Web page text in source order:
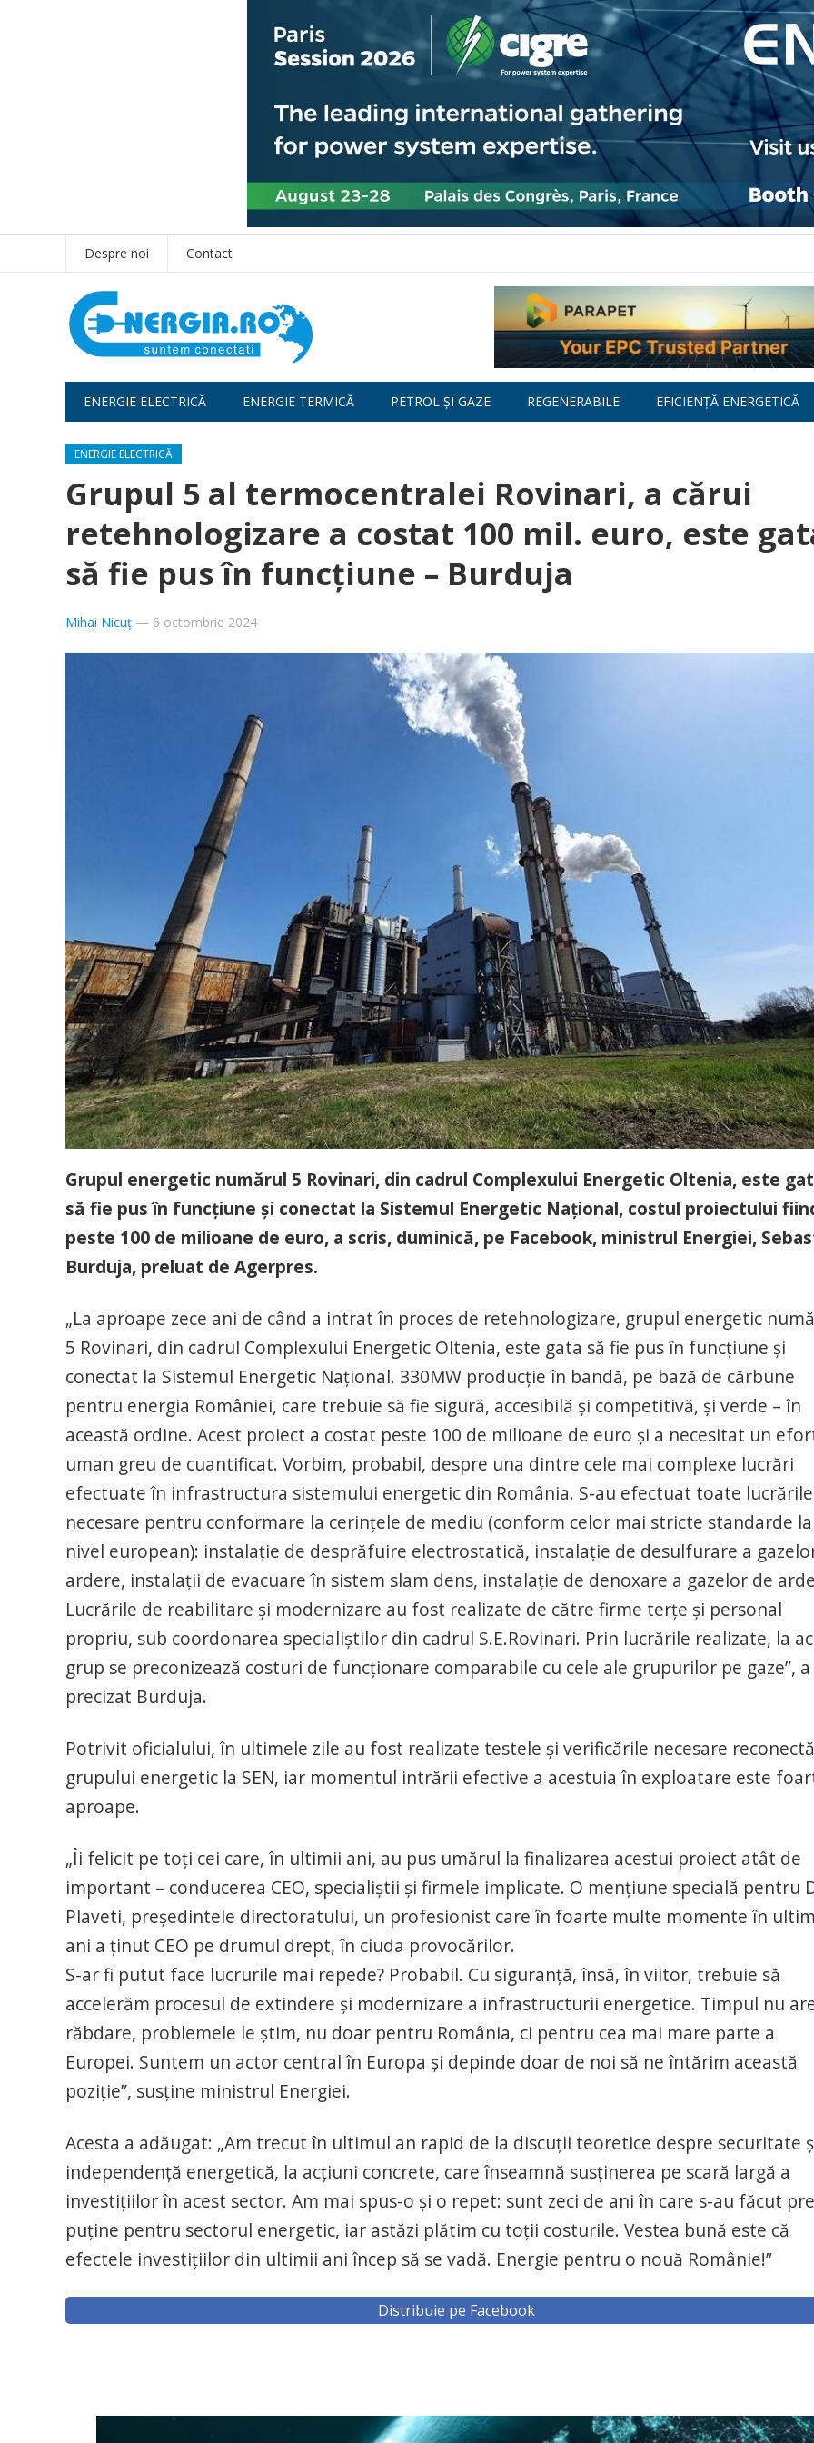
Despre noi Contact
ENERGIE ELECTRICĂ ENERGIE TERMICĂ PETROL ȘI GAZE REGENERABILE EFICIENȚĂ ENERGETICĂ
ENERGIE ELECTRICĂ
Grupul 5 al termocentralei Rovinari, a cărui
retehnologizare a costat 100 mil. euro, este
să fie pus în funcțiune – Burduja
Mihai Nicuț — 6 octombrie 2024
Grupul energetic numărul 5 Rovinari, din cadrul Complexului Energetic Oltenia, este
să fie pus în funcţiune şi conectat la Sistemul Energetic Naţional, costul proiectului
peste 100 de milioane de euro, a scris, duminică, pe Facebook, ministrul Energiei,
Burduja, preluat de Agerpres.
„La aproape zece ani de când a intrat în proces de retehnologizare, grupul energetic
5 Rovinari, din cadrul Complexului Energetic Oltenia, este gata să fie pus în funcţiune şi
conectat la Sistemul Energetic Naţional. 330MW producţie în bandă, pe bază de cărbune
pentru energia României, care trebuie să fie sigură, accesibilă şi competitivă, şi verde – în
această ordine. Acest proiect a costat peste 100 de milioane de euro şi a necesitat un
uman greu de cuantificat. Vorbim, probabil, despre una dintre cele mai complexe lucrări
efectuate în infrastructura sistemului energetic din România. S-au efectuat toate lucrările
necesare pentru conformare la cerinţele de mediu (conform celor mai stricte standarde la
nivel european): instalaţie de desprăfuire electrostatică, instalaţie de desulfurare a
ardere, instalaţii de evacuare în sistem slam dens, instalaţie de denoxare a gazelor de
Lucrările de reabilitare şi modernizare au fost realizate de către firme terţe şi personal
propriu, sub coordonarea specialiștilor din cadrul S.E.Rovinari. Prin lucrările realizate, la
grup se preconizează costuri de funcţionare comparabile cu cele ale grupurilor pe gaze”, a
precizat Burduja.
Potrivit oficialului, în ultimele zile au fost realizate testele şi verificările necesare
grupului energetic la SEN, iar momentul intrării efective a acestuia în exploatare este
aproape.
„Îi felicit pe toţi cei care, în ultimii ani, au pus umărul la finalizarea acestui proiect atât de
important – conducerea CEO, specialiştii şi firmele implicate. O menţiune specială pentru
Plaveti, preşedintele directoratului, un profesionist care în foarte multe momente în
ani a ţinut CEO pe drumul drept, în ciuda provocărilor.
S-ar fi putut face lucrurile mai repede? Probabil. Cu siguranţă, însă, în viitor, trebuie să
accelerăm procesul de extindere şi modernizare a infrastructurii energetice. Timpul nu
răbdare, problemele le ştim, nu doar pentru România, ci pentru cea mai mare parte a
Europei. Suntem un actor central în Europa şi depinde doar de noi să ne întărim această
poziţie”, susţine ministrul Energiei.
Acesta a adăugat: „Am trecut în ultimul an rapid de la discuţii teoretice despre securitate
independenţă energetică, la acţiuni concrete, care înseamnă susţinerea pe scară largă a
investiţiilor în acest sector. Am mai spus-o şi o repet: sunt zeci de ani în care s-au făcut
puţine pentru sectorul energetic, iar astăzi plătim cu toţii costurile. Vestea bună este că
efectele investiţiilor din ultimii ani încep să se vadă. Energie pentru o nouă Românie!”
Distribuie pe Facebook